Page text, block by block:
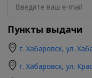
Пункты выдачи
г. Хабаровск, ул.
г. Хабаровск, ул.